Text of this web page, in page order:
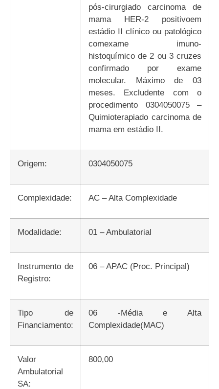
pós-cirurgiado carcinoma de
mama HER-2 positivoem
estádio II clínico ou patológico
comexame imuno-
histoquímico de 2 ou 3 cruzes
confirmado por exame
molecular. Máximo de 03
meses. Excludente com o
procedimento 0304050075 –
Quimioterapiado carcinoma de
mama em estádio II.
Origem: 0304050075
Complexidade: AC – Alta Complexidade
Modalidade: 01 – Ambulatorial
Instrumento de
Registro:
06 – APAC (Proc. Principal)
Tipo de
Financiamento:
06 -Média e Alta
Complexidade(MAC)
Valor
Ambulatorial
SA:
800,00